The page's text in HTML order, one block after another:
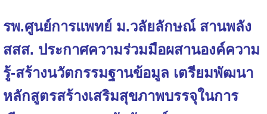
รพ.ศูนย์การแพทย์ ม.วลัยลักษณ์ สานพลัง
สสส. ประกาศความร่วมมือผสานองค์ความ
รู้-สร้างนวัตกรรมฐานข้อมูล เตรียมพัฒนา
หลักสูตรสร้างเสริมสุขภาพบรรจุในการ